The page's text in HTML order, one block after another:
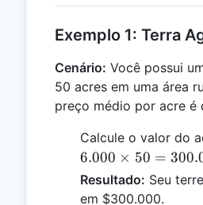
Exemplo 1: Terra
Cenário: Você possui
50 acres em uma área
preço médio por acre é
Calcule o valor do
6.000 × 50 =
Resultado: Seu
em $300.000.